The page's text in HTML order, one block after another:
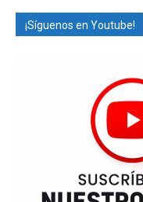
¡Síguenos en Youtube!